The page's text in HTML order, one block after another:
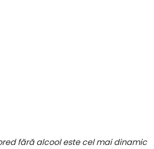
fără alcool este cel mai dinamic